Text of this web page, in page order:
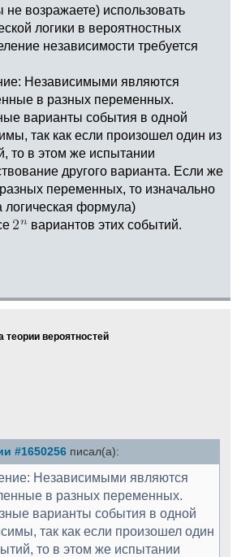
возражаете) использовать
логики в вероятностных
независимости требуется
Независимыми являются
в разных переменных.
варианты события в одной
так как если произошел один из
то в этом же испытании
другого варианта. Если же
переменных, то изначально
логическая формула)
вариантов этих событий.
теории вероятностей
#1650256 писал(а):
Независимыми являются
в разных переменных.
варианты события в одной
так как если произошел один
то в этом же испытании